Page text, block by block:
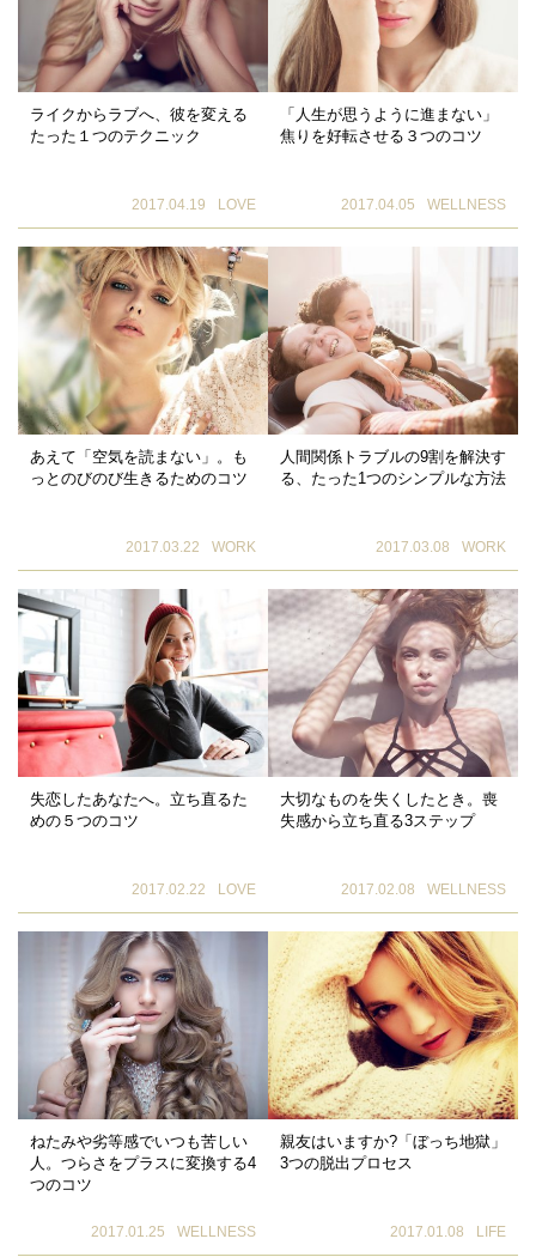
ライクからラブへ、彼を変える
たった１つのテクニック
2017.04.19 LOVE
「人生が思うように進まない」
焦りを好転させる３つのコツ
2017.04.05 WELLNESS
あえて「空気を読まない」。も
っとのびのび生きるためのコツ
2017.03.22 WORK
人間関係トラブルの9割を解決す
る、たった1つのシンプルな方法
2017.03.08 WORK
失恋したあなたへ。立ち直るた
めの５つのコツ
2017.02.22 LOVE
大切なものを失くしたとき。喪
失感から立ち直る3ステップ
2017.02.08 WELLNESS
ねたみや劣等感でいつも苦しい
人。つらさをプラスに変換する4
つのコツ
2017.01.25 WELLNESS
親友はいますか?「ぼっち地獄」
3つの脱出プロセス
2017.01.08 LIFE